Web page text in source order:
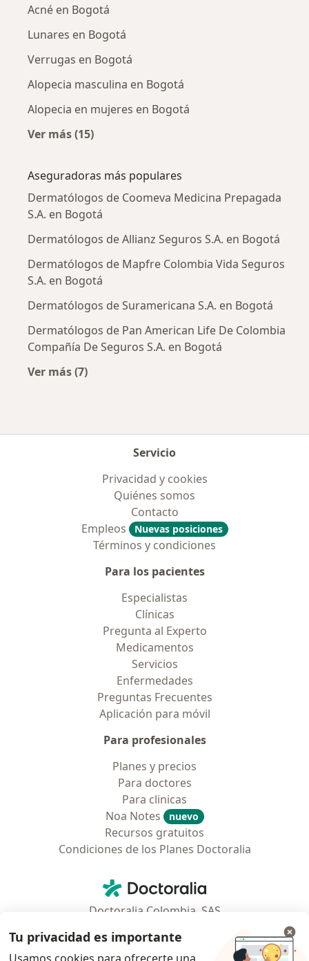
Acné en Bogotá
Lunares en Bogotá
Verrugas en Bogotá
Alopecia masculina en Bogotá
Alopecia en mujeres en Bogotá
Ver más (15)
Aseguradoras más populares
Dermatólogos de Coomeva Medicina Prepagada
S.A. en Bogotá
Dermatólogos de Allianz Seguros S.A. en Bogotá
Dermatólogos de Mapfre Colombia Vida Seguros
S.A. en Bogotá
Dermatólogos de Suramericana S.A. en Bogotá
Dermatólogos de Pan American Life De Colombia
Compañía De Seguros S.A. en Bogotá
Ver más (7)
Servicio
Privacidad y cookies
Quiénes somos
Contacto
Empleos
Nuevas posiciones
Términos y condiciones
Para los pacientes
Especialistas
Clínicas
Pregunta al Experto
Medicamentos
Servicios
Enfermedades
Preguntas Frecuentes
Aplicación para móvil
Para profesionales
Planes y precios
Para doctores
Para clinicas
Noa Notes
nuevo
Recursos gratuitos
Condiciones de los Planes Doctoralia
Doctoralia - Página de inicio
Doctoralia Colombia, SAS
Municipio: Bogotá D.C., Colombia
Tu privacidad es importante